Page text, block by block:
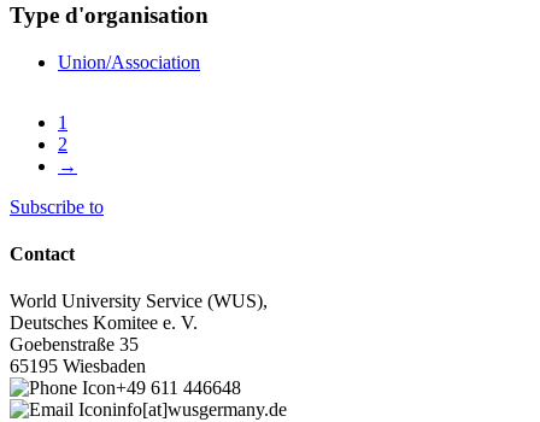
Type d'organisation
Union/Association
Pagination
Current
page
1
Page
2
Next
→
Subscribe to
Contact
World University Service (WUS),
Deutsches Komitee e. V.
Goebenstraße 35
65195 Wiesbaden
+49 611 446648
info[at]wusgermany.de